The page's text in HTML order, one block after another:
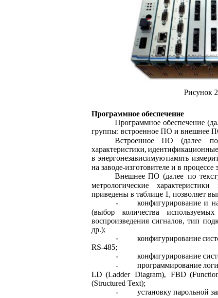
Рисунок
Программное обеспечение
Программное обеспечение
группы: встроенное ПО и внешнее
Встроенное
ПО (далее
по
характеристики, идентификационные
в энергонезависимуюпамять
на заводе-изготовителе и в
Внешнее ПО (далее по
метрологические
характеристики
приведены в таблице 1, позволяет
- конфигурирование и
(выбор
количества
используемых
воспроизведения сигналов, тип
др.);
- конфигурирование
RS-485;
- конфигурирование
- программирование
LD (Ladder Diagram), FBD
(Structured Text);
- установку парольной